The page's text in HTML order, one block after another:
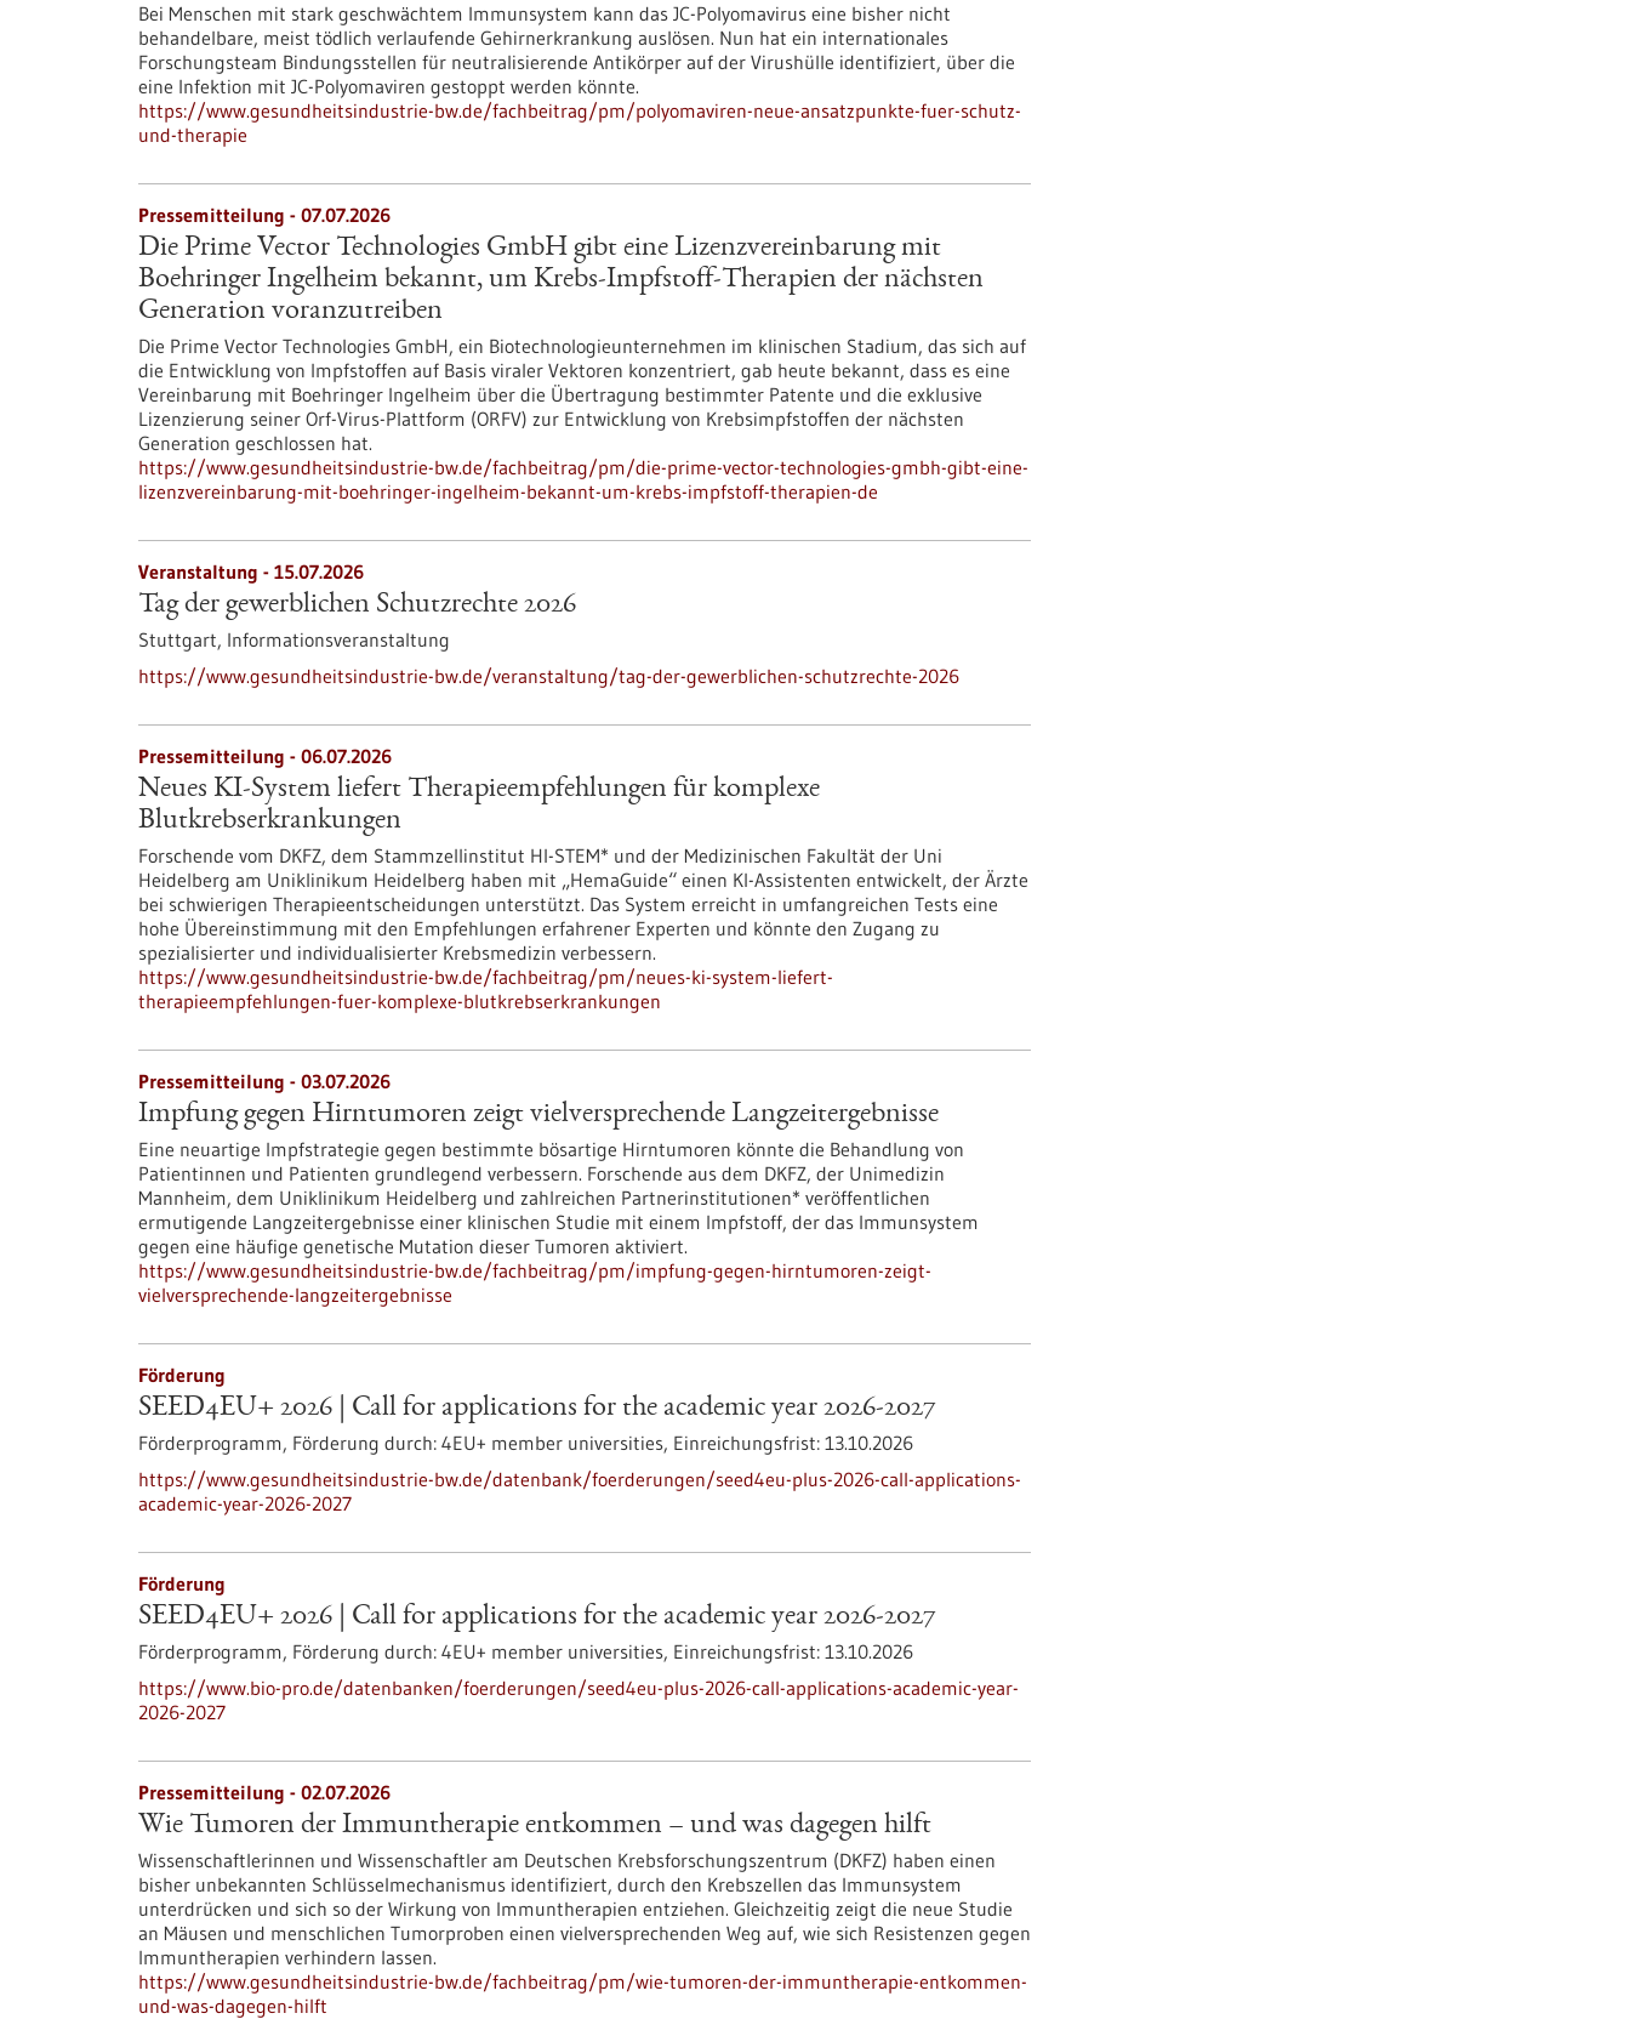
Bei Menschen mit stark geschwächtem Immunsystem kann das JC-Polyomavirus eine bisher nicht
behandelbare, meist tödlich verlaufende Gehirnerkrankung auslösen. Nun hat ein internationales
Forschungsteam Bindungsstellen für neutralisierende Antikörper auf der Virushülle identifiziert, über die
eine Infektion mit JC-Polyomaviren gestoppt werden könnte.
https://www.gesundheitsindustrie-bw.de/fachbeitrag/pm/polyomaviren-neue-ansatzpunkte-fuer-schutz-
und-therapie
Pressemitteilung - 07.07.2026
Die Prime Vector Technologies GmbH gibt eine Lizenzvereinbarung mit
Boehringer Ingelheim bekannt, um Krebs-Impfstoff-Therapien der nächsten
Generation voranzutreiben
Die Prime Vector Technologies GmbH, ein Biotechnologieunternehmen im klinischen Stadium, das sich auf
die Entwicklung von Impfstoffen auf Basis viraler Vektoren konzentriert, gab heute bekannt, dass es eine
Vereinbarung mit Boehringer Ingelheim über die Übertragung bestimmter Patente und die exklusive
Lizenzierung seiner Orf-Virus-Plattform (ORFV) zur Entwicklung von Krebsimpfstoffen der nächsten
Generation geschlossen hat.
https://www.gesundheitsindustrie-bw.de/fachbeitrag/pm/die-prime-vector-technologies-gmbh-gibt-eine-
lizenzvereinbarung-mit-boehringer-ingelheim-bekannt-um-krebs-impfstoff-therapien-de
Veranstaltung - 15.07.2026
Tag der gewerblichen Schutzrechte 2026
Stuttgart, Informationsveranstaltung
https://www.gesundheitsindustrie-bw.de/veranstaltung/tag-der-gewerblichen-schutzrechte-2026
Pressemitteilung - 06.07.2026
Neues KI-System liefert Therapieempfehlungen für komplexe
Blutkrebserkrankungen
Forschende vom DKFZ, dem Stammzellinstitut HI-STEM* und der Medizinischen Fakultät der Uni
Heidelberg am Uniklinikum Heidelberg haben mit „HemaGuide“ einen KI-Assistenten entwickelt, der Ärzte
bei schwierigen Therapieentscheidungen unterstützt. Das System erreicht in umfangreichen Tests eine
hohe Übereinstimmung mit den Empfehlungen erfahrener Experten und könnte den Zugang zu
spezialisierter und individualisierter Krebsmedizin verbessern.
https://www.gesundheitsindustrie-bw.de/fachbeitrag/pm/neues-ki-system-liefert-
therapieempfehlungen-fuer-komplexe-blutkrebserkrankungen
Pressemitteilung - 03.07.2026
Impfung gegen Hirntumoren zeigt vielversprechende Langzeitergebnisse
Eine neuartige Impfstrategie gegen bestimmte bösartige Hirntumoren könnte die Behandlung von
Patientinnen und Patienten grundlegend verbessern. Forschende aus dem DKFZ, der Unimedizin
Mannheim, dem Uniklinikum Heidelberg und zahlreichen Partnerinstitutionen* veröffentlichen
ermutigende Langzeitergebnisse einer klinischen Studie mit einem Impfstoff, der das Immunsystem
gegen eine häufige genetische Mutation dieser Tumoren aktiviert.
https://www.gesundheitsindustrie-bw.de/fachbeitrag/pm/impfung-gegen-hirntumoren-zeigt-
vielversprechende-langzeitergebnisse
Förderung
SEED4EU+ 2026 | Call for applications for the academic year 2026-2027
Förderprogramm, Förderung durch: 4EU+ member universities, Einreichungsfrist: 13.10.2026
https://www.gesundheitsindustrie-bw.de/datenbank/foerderungen/seed4eu-plus-2026-call-applications-
academic-year-2026-2027
Förderung
SEED4EU+ 2026 | Call for applications for the academic year 2026-2027
Förderprogramm, Förderung durch: 4EU+ member universities, Einreichungsfrist: 13.10.2026
https://www.bio-pro.de/datenbanken/foerderungen/seed4eu-plus-2026-call-applications-academic-year-
2026-2027
Pressemitteilung - 02.07.2026
Wie Tumoren der Immuntherapie entkommen – und was dagegen hilft
Wissenschaftlerinnen und Wissenschaftler am Deutschen Krebsforschungszentrum (DKFZ) haben einen
bisher unbekannten Schlüsselmechanismus identifiziert, durch den Krebszellen das Immunsystem
unterdrücken und sich so der Wirkung von Immuntherapien entziehen. Gleichzeitig zeigt die neue Studie
an Mäusen und menschlichen Tumorproben einen vielversprechenden Weg auf, wie sich Resistenzen gegen
Immuntherapien verhindern lassen.
https://www.gesundheitsindustrie-bw.de/fachbeitrag/pm/wie-tumoren-der-immuntherapie-entkommen-
und-was-dagegen-hilft